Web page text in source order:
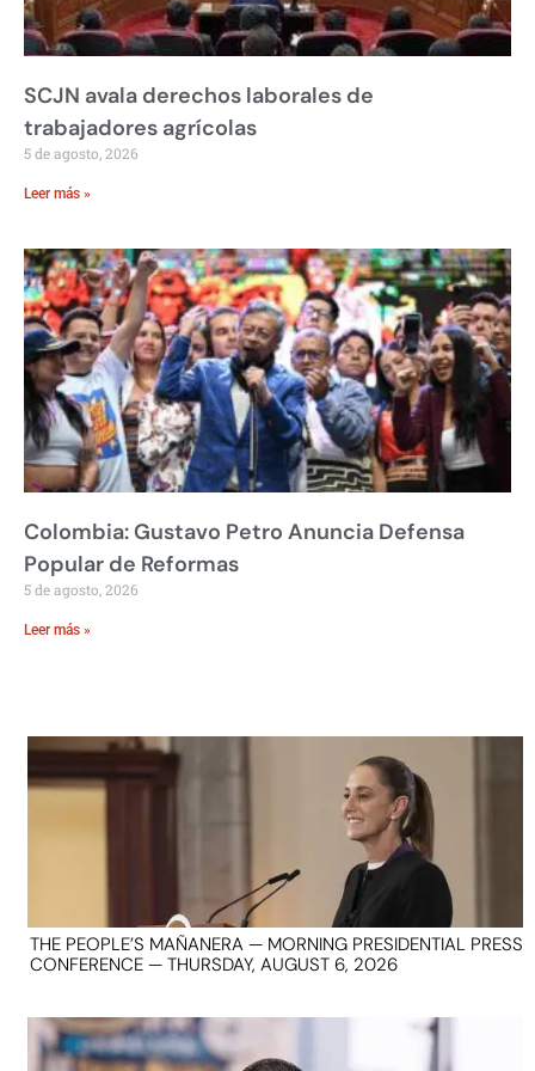
SCJN avala derechos laborales de
trabajadores agrícolas
5 de agosto, 2026
Leer más »
Colombia: Gustavo Petro Anuncia Defensa
Popular de Reformas
5 de agosto, 2026
Leer más »
THE PEOPLE’S MAÑANERA — MORNING PRESIDENTIAL PRESS
CONFERENCE — THURSDAY, AUGUST 6, 2026